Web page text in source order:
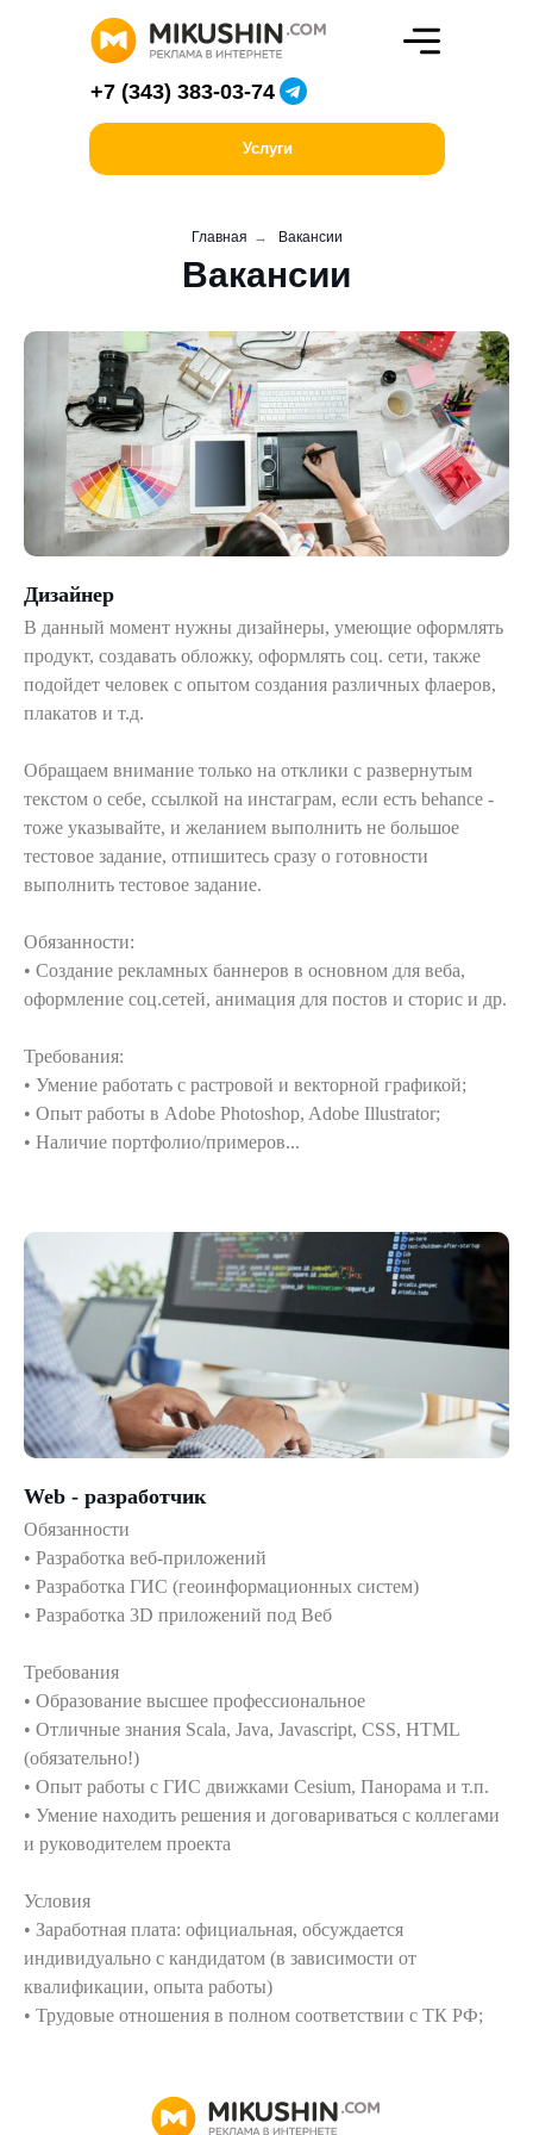
Услуги
+7 (343) 383-03-74
Главная → Вакансии
Вакансии
Дизайнер
В данный момент нужны дизайнеры, умеющие оформлять
продукт, создавать обложку, оформлять соц. сети, также
подойдет человек с опытом создания различных флаеров,
плакатов и т.д.
Обращаем внимание только на отклики с развернутым
текстом о себе, ссылкой на инстаграм, если есть behance -
тоже указывайте, и желанием выполнить не большое
тестовое задание, отпишитесь сразу о готовности
выполнить тестовое задание.
Обязанности:
• Создание рекламных баннеров в основном для веба,
оформление соц.сетей, анимация для постов и сторис и др.
Требования:
• Умение работать с растровой и векторной графикой;
• Опыт работы в Adobe Photoshop, Adobe Illustrator;
• Наличие портфолио/примеров...
Web - разработчик
Обязанности
• Разработка веб-приложений
• Разработка ГИС (геоинформационных систем)
• Разработка 3D приложений под Веб
Требования
• Образование высшее профессиональное
• Отличные знания Scala, Java, Javascript, CSS, HTML
(обязательно!)
• Опыт работы с ГИС движками Cesium, Панорама и т.п.
• Умение находить решения и договариваться с коллегами
и руководителем проекта
Условия
• Заработная плата: официальная, обсуждается
индивидуально с кандидатом (в зависимости от
квалификации, опыта работы)
• Трудовые отношения в полном соответствии с ТК РФ;